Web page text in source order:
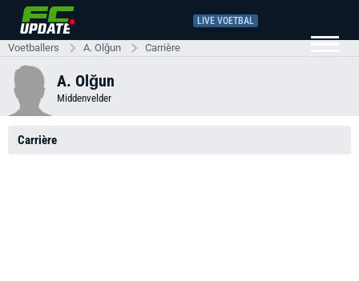
LIVE VOETBAL
Voetballers A. Olğun Carrière
A. Olğun
Middenvelder
Carrière